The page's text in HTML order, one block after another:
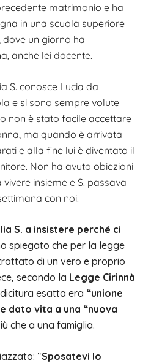
matrimonio e ha
in una scuola superiore
dove un giorno ha
anche lei docente.
S. conosce Lucia da
e si sono sempre volute
non è stato facile accettare
ma quando è arrivata
e alla fine lui è diventato il
Non ha avuto obiezioni
insieme e S. passava
con noi.
S. a insistere perché ci
spiegato che per la legge
di un vero e proprio
secondo la Legge Cirinnà
esatta era “unione
dato vita a una “nuova
che a una famiglia.
“Sposatevi lo